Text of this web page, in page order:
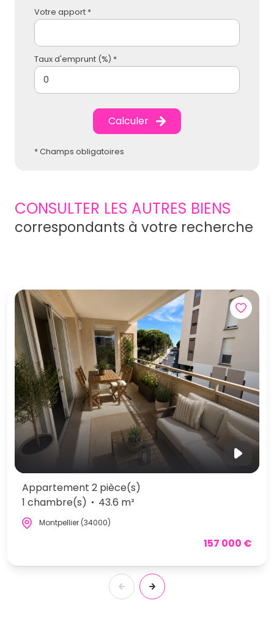
Votre apport *
Taux d'emprunt (%) *
Calculer
* Champs obligatoires
CONSULTER LES AUTRES BIENS
correspondants à votre recherche
Appartement 2 pièce(s)
1 chambre(s)
43.6 m²
Montpellier (34000)
157 000 €